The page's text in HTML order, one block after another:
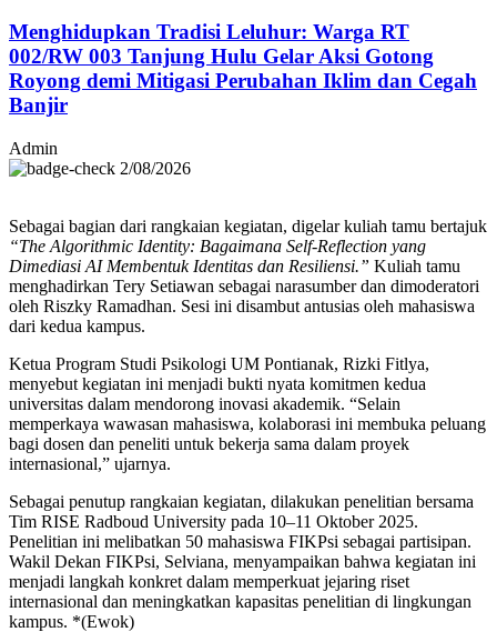
Menghidupkan Tradisi Leluhur: Warga RT
002/RW 003 Tanjung Hulu Gelar Aksi Gotong
Royong demi Mitigasi Perubahan Iklim dan Cegah
Banjir
Admin
2/08/2026
Sebagai bagian dari rangkaian kegiatan, digelar kuliah tamu bertajuk
“The Algorithmic Identity: Bagaimana Self-Reflection yang
Dimediasi AI Membentuk Identitas dan Resiliensi.” Kuliah tamu
menghadirkan Tery Setiawan sebagai narasumber dan dimoderatori
oleh Riszky Ramadhan. Sesi ini disambut antusias oleh mahasiswa
dari kedua kampus.
Ketua Program Studi Psikologi UM Pontianak, Rizki Fitlya,
menyebut kegiatan ini menjadi bukti nyata komitmen kedua
universitas dalam mendorong inovasi akademik. “Selain
memperkaya wawasan mahasiswa, kolaborasi ini membuka peluang
bagi dosen dan peneliti untuk bekerja sama dalam proyek
internasional,” ujarnya.
Sebagai penutup rangkaian kegiatan, dilakukan penelitian bersama
Tim RISE Radboud University pada 10–11 Oktober 2025.
Penelitian ini melibatkan 50 mahasiswa FIKPsi sebagai partisipan.
Wakil Dekan FIKPsi, Selviana, menyampaikan bahwa kegiatan ini
menjadi langkah konkret dalam memperkuat jejaring riset
internasional dan meningkatkan kapasitas penelitian di lingkungan
kampus. *(Ewok)